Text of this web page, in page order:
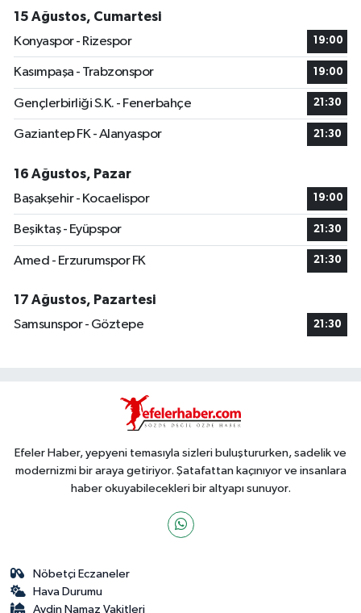
15 Ağustos, Cumartesi
Konyaspor - Rizespor
19:00
Kasımpaşa - Trabzonspor 19:00
Gençlerbirliği S.K. - Fenerbahçe 21:30
Gaziantep FK - Alanyaspor 21:30
16 Ağustos, Pazar
Başakşehir - Kocaelispor
19:00
Beşiktaş - Eyüpspor 21:30
Amed - Erzurumspor FK 21:30
17 Ağustos, Pazartesi
Samsunspor - Göztepe
21:30
Efeler Haber, yepyeni temasıyla sizleri buluştururken, sadelik ve
modernizmi bir araya getiriyor. Şatafattan kaçınıyor ve insanlara
haber okuyabilecekleri bir altyapı sunuyor.
Nöbetçi Eczaneler
Hava Durumu
Aydin Namaz Vakitleri